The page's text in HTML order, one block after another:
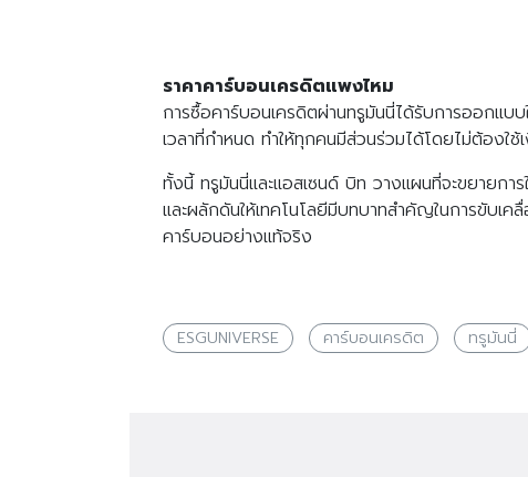
ราคาคา​ร์บอนเครดิตแพงไหม
การซื้อคาร์บอนเครดิตผ่านทรูมันนี่ได้รับการออกแบ
เวลาที่กำหนด ทำให้ทุกคนมีส่วนร่วมได้โดยไม่ต้องใช้
ทั้งนี้ ทรูมันนี่และแอสเซนด์ บิท วางแผนที่จะขยายกา
และผลักดันให้เทคโนโลยีมีบทบาทสำคัญในการขับเ
คาร์บอนอย่างแท้จริง
ESGUNIVERSE คาร์บอนเครดิต ทรูมันนี่